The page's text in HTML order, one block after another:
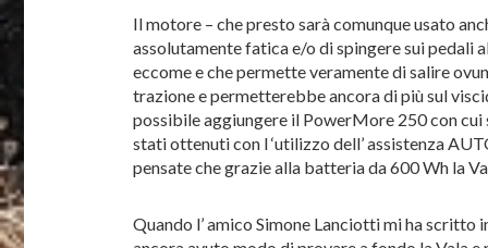
Il motore – che presto sarà comunque usato
assolutamente fatica e/o di spingere sui pedali
eccome e che permette veramente di salire
trazione e permetterebbe ancora di più sul
possibile aggiungere il PowerMore 250 con
stati ottenuti con l ‘utilizzo dell’ assistenza
pensate che grazie alla batteria da 600 Wh la
Quando l’ amico Simone Lanciotti mi ha scritto